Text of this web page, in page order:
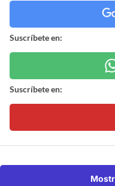
Suscríbete en:
Suscríbete en: